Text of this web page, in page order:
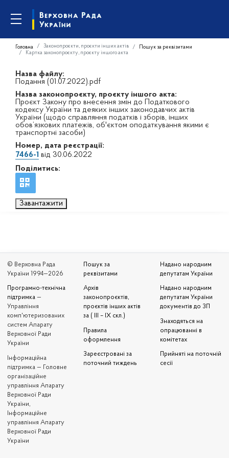
Головна Законопроєкти, проєкти інших актів
Пошук за реквізитами
Картка законопроєкту, проєкту іншого акта
Назва файлу:
Подання (01.07.2022).pdf
Назва законопроєкту, проєкту іншого акта:
Проєкт Закону про внесення змін до Податкового
кодексу України та деяких інших законодавчих актів
України (щодо справляння податків і зборів, інших
обов’язкових платежів, об'єктом оподаткування якими є
транспортні засоби)
Номер, дата реєстрації:
7466-1 від 30.06.2022
Поділитись:
Завантажити
© Верховна Рада
України 1994—2026
Програмно-технічна
підтримка —
Управління
комп'ютеризованих
систем Апарату
Верховної Ради
України
Iнформаційна
підтримка — Головне
організаційне
управління Апарату
Верховної Ради
України,
Інформаційне
управління Апарату
Верховної Ради
України
Пошук за
реквізитами
Архів
законопроєктів,
проєктів інших актів
за ( III – IX скл.)
Правила
оформлення
Зареєстровані за
поточний тиждень
Надано народним
депутатам України
Надано народним
депутатам України
документів до ЗП
Знаходяться на
опрацюванні в
комітетах
Прийняті на поточній
сесії